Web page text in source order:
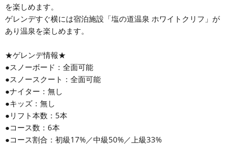
を楽しめます。
ゲレンデすぐ横には宿泊施設「塩の道温泉 ホワイトクリフ」が
あり温泉を楽しめます。
★ゲレンデ情報★
●スノーボード：全面可能
●スノースクート：全面可能
●ナイター：無し
●キッズ：無し
●リフト本数：5本
●コース数：6本
●コース割合：初級17%／中級50%／上級33%